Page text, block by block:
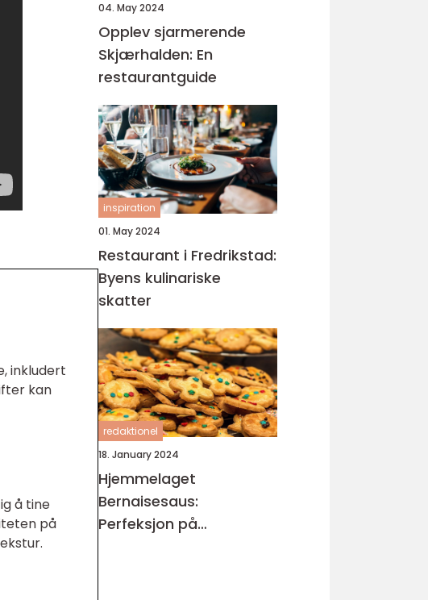
inkludert
kan
å tine
på
04. May 2024
Opplev sjarmerende
Skjærhalden: En
restaurantguide
inspiration
01. May 2024
Restaurant i Fredrikstad:
Byens kulinariske
skatter
redaktionel
18. January 2024
Hjemmelaget
Bernaisesaus:
Perfeksjon på